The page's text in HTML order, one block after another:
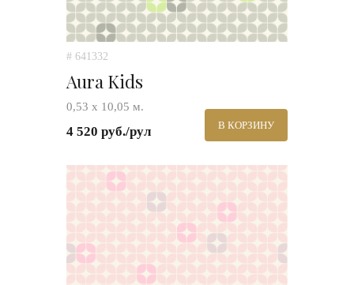
# 641332
Aura Kids
0,53 х 10,05 м.
4 520 руб./рул В КОРЗИНУ